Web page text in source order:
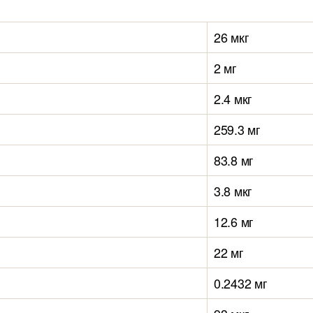
26 мкг
2 мг
2.4 мкг
259.3 мг
83.8 мг
3.8 мкг
12.6 мг
22 мг
0.2432 мг